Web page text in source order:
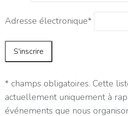
Adresse électronique*
* champs obligatoires. Cette
actuellement uniquement à
événements que nous